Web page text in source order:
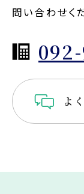
問い合わせく
よ